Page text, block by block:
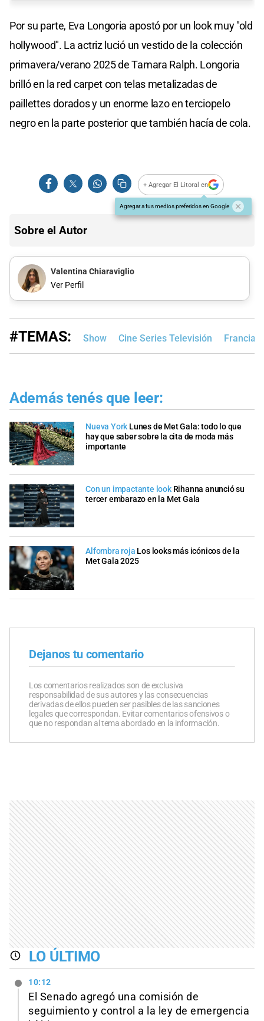
Por su parte, Eva Longoria apostó por un look muy "old
hollywood". La actriz lució un vestido de la colección
primavera/verano 2025 de Tamara Ralph. Longoria
brilló en la red carpet con telas metalizadas de
paillettes dorados y un enorme lazo en terciopelo
negro en la parte posterior que también hacía de cola.
+ Agregar El Litoral en
Agregar a tus medios preferidos en Google
Sobre el Autor
Valentina Chiaraviglio
Ver Perfil
#TEMAS: Show Cine Series Televisión Francia
Además tenés que leer:
Nueva York Lunes de Met Gala: todo lo que
hay que saber sobre la cita de moda más
importante
Con un impactante look Rihanna anunció su
tercer embarazo en la Met Gala
Alfombra roja Los looks más icónicos de la
Met Gala 2025
Dejanos tu comentario
Los comentarios realizados son de exclusiva
responsabilidad de sus autores y las consecuencias
derivadas de ellos pueden ser pasibles de las sanciones
legales que correspondan. Evitar comentarios ofensivos o
que no respondan al tema abordado en la información.
LO ÚLTIMO
10:12
El Senado agregó una comisión de
seguimiento y control a la ley de emergencia